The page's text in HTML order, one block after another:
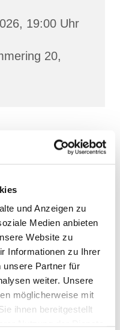
und Anzeigen zu
Medien anbieten
Website zu
Informationen zu Ihrer
unsere Partner für
weiter. Unsere
möglicherweise mit
ihnen bereitgestellt
19:00 Uhr
20,